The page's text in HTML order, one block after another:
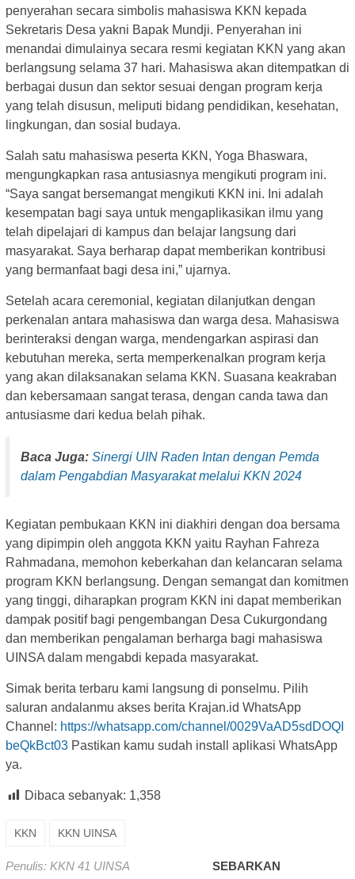
penyerahan secara simbolis mahasiswa KKN kepada
Sekretaris Desa yakni Bapak Mundji. Penyerahan ini
menandai dimulainya secara resmi kegiatan KKN yang akan
berlangsung selama 37 hari. Mahasiswa akan ditempatkan di
berbagai dusun dan sektor sesuai dengan program kerja
yang telah disusun, meliputi bidang pendidikan, kesehatan,
lingkungan, dan sosial budaya.
Salah satu mahasiswa peserta KKN, Yoga Bhaswara,
mengungkapkan rasa antusiasnya mengikuti program ini.
“Saya sangat bersemangat mengikuti KKN ini. Ini adalah
kesempatan bagi saya untuk mengaplikasikan ilmu yang
telah dipelajari di kampus dan belajar langsung dari
masyarakat. Saya berharap dapat memberikan kontribusi
yang bermanfaat bagi desa ini,” ujarnya.
Setelah acara ceremonial, kegiatan dilanjutkan dengan
perkenalan antara mahasiswa dan warga desa. Mahasiswa
berinteraksi dengan warga, mendengarkan aspirasi dan
kebutuhan mereka, serta memperkenalkan program kerja
yang akan dilaksanakan selama KKN. Suasana keakraban
dan kebersamaan sangat terasa, dengan canda tawa dan
antusiasme dari kedua belah pihak.
Baca Juga: Sinergi UIN Raden Intan dengan Pemda
dalam Pengabdian Masyarakat melalui KKN 2024
Kegiatan pembukaan KKN ini diakhiri dengan doa bersama
yang dipimpin oleh anggota KKN yaitu Rayhan Fahreza
Rahmadana, memohon keberkahan dan kelancaran selama
program KKN berlangsung. Dengan semangat dan komitmen
yang tinggi, diharapkan program KKN ini dapat memberikan
dampak positif bagi pengembangan Desa Cukurgondang
dan memberikan pengalaman berharga bagi mahasiswa
UINSA dalam mengabdi kepada masyarakat.
Simak berita terbaru kami langsung di ponselmu. Pilih
saluran andalanmu akses berita Krajan.id WhatsApp
Channel: https://whatsapp.com/channel/0029VaAD5sdDOQI
beQkBct03 Pastikan kamu sudah install aplikasi WhatsApp
ya.
Dibaca sebanyak: 1,358
KKN KKN UINSA
Penulis: KKN 41 UINSA
SEBARKAN